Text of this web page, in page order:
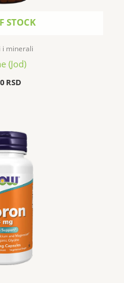
STOCK
i minerali
(Jod)
RSD